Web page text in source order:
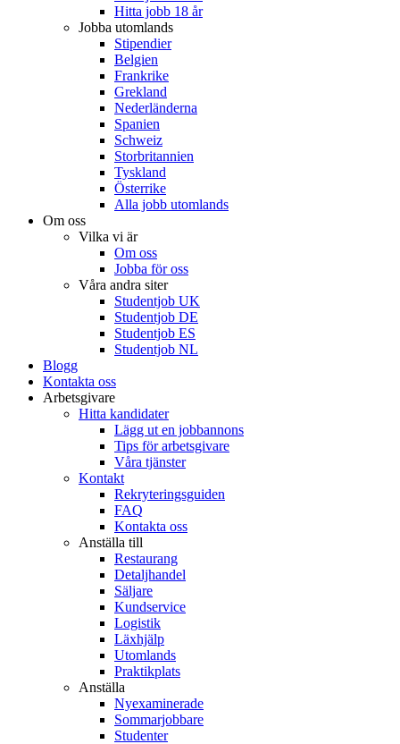
Hitta jobb 18 år
Jobba utomlands
Stipendier
Belgien
Frankrike
Grekland
Nederländerna
Spanien
Schweiz
Storbritannien
Tyskland
Österrike
Alla jobb utomlands
Om oss
Vilka vi är
Om oss
Jobba för oss
Våra andra siter
Studentjob UK
Studentjob DE
Studentjob ES
Studentjob NL
Blogg
Kontakta oss
Arbetsgivare
Hitta kandidater
Lägg ut en jobbannons
Tips för arbetsgivare
Våra tjänster
Kontakt
Rekryteringsguiden
FAQ
Kontakta oss
Anställa till
Restaurang
Detaljhandel
Säljare
Kundservice
Logistik
Läxhjälp
Utomlands
Praktikplats
Anställa
Nyexaminerade
Sommarjobbare
Studenter